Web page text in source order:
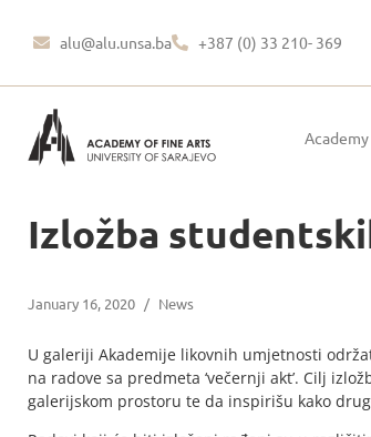
alu@alu.unsa.ba +387 (0) 33 210- 369
Izložba
January 16, 2020 / News
U galeriji Akademije likovnih umjetnosti
na radove sa predmeta ‘večernji akt’. Cilj
galerijskom prostoru te da inspirišu kako